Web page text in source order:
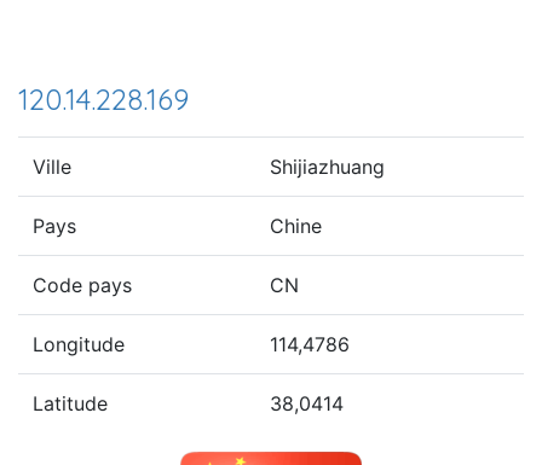
120.14.228.169
Ville Shijiazhuang
Pays Chine
Code pays CN
Longitude 114,4786
Latitude 38,0414